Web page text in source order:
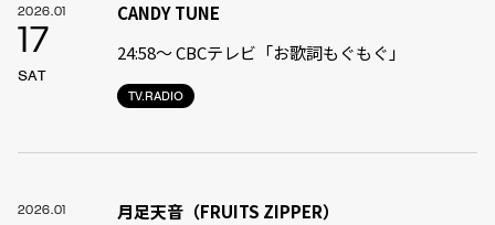
2026.01
17
SAT
TV.RADIO
CANDY TUNE
24:58〜 CBCテレビ「お歌詞もぐもぐ」
2026.01
月足天音（FRUITS ZIPPER）